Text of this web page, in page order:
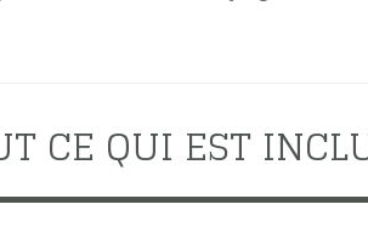
CE QUI EST